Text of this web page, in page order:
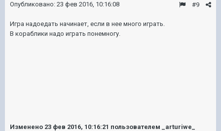
#9
Опубликовано: 23 фев 2016, 10:16:08
Игра надоедать начинает, если в нее много играть.
В кораблики надо играть понемногу.
Изменено 23 фев 2016, 10:16:21 пользователем _arturiwe_